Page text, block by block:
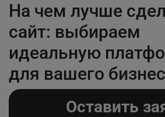
На чем лучше
сайт: выбираем
идеальную
для вашего
Оставить